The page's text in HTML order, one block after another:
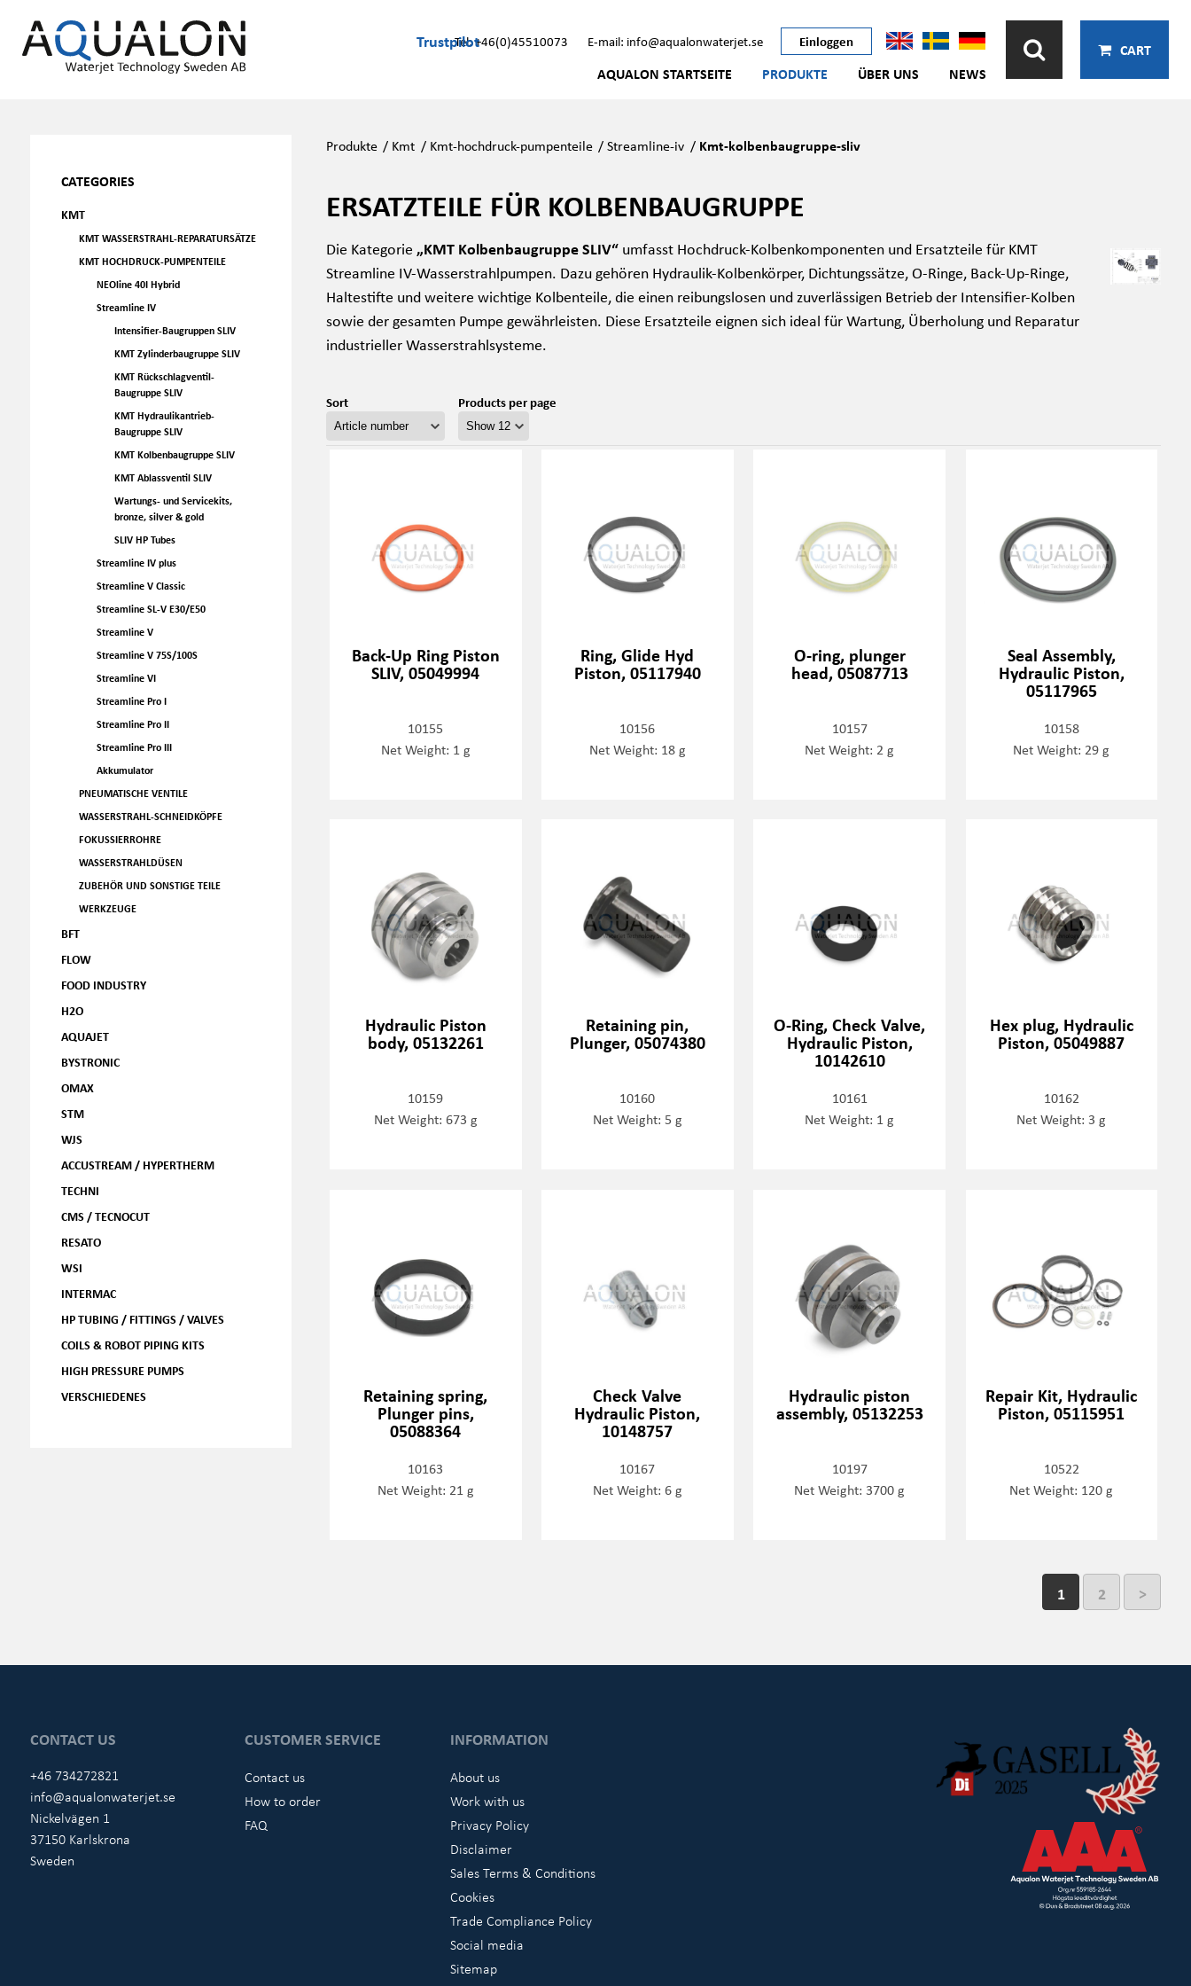
TrustpilotTel: +46(0)45510073 E-mail: info@aqualonwaterjet.se Einloggen
AQUALON STARTSEITE PRODUKTE ÜBER UNS NEWS
CART
CATEGORIES
KMT
KMT WASSERSTRAHL-REPARATURSÄTZE
KMT HOCHDRUCK-PUMPENTEILE
NEOline 40I Hybrid
Streamline IV
Intensifier-Baugruppen SLIV
KMT Zylinderbaugruppe SLIV
KMT Rückschlagventil-
Baugruppe SLIV
KMT Hydraulikantrieb-
Baugruppe SLIV
KMT Kolbenbaugruppe SLIV
KMT Ablassventil SLIV
Wartungs- und Servicekits,
bronze, silver & gold
SLIV HP Tubes
Streamline IV plus
Streamline V Classic
Streamline SL-V E30/E50
Streamline V
Streamline V 75S/100S
Streamline VI
Streamline Pro I
Streamline Pro II
Streamline Pro III
Akkumulator
PNEUMATISCHE VENTILE
WASSERSTRAHL-SCHNEIDKÖPFE
FOKUSSIERROHRE
WASSERSTRAHLDÜSEN
ZUBEHÖR UND SONSTIGE TEILE
WERKZEUGE
BFT
FLOW
FOOD INDUSTRY
H2O
AQUAJET
BYSTRONIC
OMAX
STM
WJS
ACCUSTREAM / HYPERTHERM
TECHNI
CMS / TECNOCUT
RESATO
WSI
INTERMAC
HP TUBING / FITTINGS / VALVES
COILS & ROBOT PIPING KITS
HIGH PRESSURE PUMPS
VERSCHIEDENES
Produkte / Kmt / Kmt-hochdruck-pumpenteile /Streamline-iv / Kmt-kolbenbaugruppe-sliv
ERSATZTEILE FÜR KOLBENBAUGRUPPE
Die Kategorie „KMT Kolbenbaugruppe SLIV“umfasst Hochdruck-Kolbenkomponenten und Ersatzteile für KMT
Streamline IV-Wasserstrahlpumpen. Dazu gehören Hydraulik-Kolbenkörper, Dichtungssätze, O-Ringe, Back-Up-Ringe,
Haltestifte und weitere wichtige Kolbenteile, die einen reibungslosen und zuverlässigen Betrieb der Intensifier-Kolben
sowie der gesamten Pumpe gewährleisten. Diese Ersatzteile eignen sich ideal für Wartung, Überholung und Reparatur
industrieller Wasserstrahlsysteme.
Sort Products per page
Back-Up Ring Piston
SLIV, 05049994
10155
Net Weight: 1 g
Ring, Glide Hyd
Piston, 05117940
10156
Net Weight: 18 g
O-ring, plunger
head, 05087713
10157
Net Weight: 2 g
Seal Assembly,
Hydraulic Piston,
05117965
10158
Net Weight: 29 g
Hydraulic Piston
body, 05132261
10159
Net Weight: 673 g
Retaining pin,
Plunger, 05074380
10160
Net Weight: 5 g
O-Ring, Check Valve,
Hydraulic Piston,
10142610
10161
Net Weight: 1 g
Hex plug, Hydraulic
Piston, 05049887
10162
Net Weight: 3 g
Retaining spring,
Plunger pins,
05088364
10163
Net Weight: 21 g
Check Valve
Hydraulic Piston,
10148757
10167
Net Weight: 6 g
Hydraulic piston
assembly, 05132253
10197
Net Weight: 3700 g
Repair Kit, Hydraulic
Piston, 05115951
10522
Net Weight: 120 g
1 2 >
CONTACT US
+46 734272821
info@aqualonwaterjet.se
Nickelvägen 1
37150 Karlskrona
Sweden
CUSTOMER SERVICE
Contact us
How to order
FAQ
INFORMATION
About us
Work with us
Privacy Policy
Disclaimer
Sales Terms & Conditions
Cookies
Trade Compliance Policy
Social media
Sitemap